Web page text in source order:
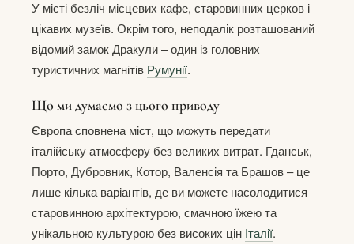
У місті безліч місцевих кафе, старовинних церков і
цікавих музеїв. Окрім того, неподалік розташований
відомий замок Дракули – один із головних
туристичних магнітів Румунії.
Що ми думаємо з цього приводу
Європа сповнена міст, що можуть передати
італійську атмосферу без великих витрат. Гданськ,
Порто, Дубровник, Котор, Валенсія та Брашов – це
лише кілька варіантів, де ви можете насолодитися
старовинною архітектурою, смачною їжею та
унікальною культурою без високих цін Італії.